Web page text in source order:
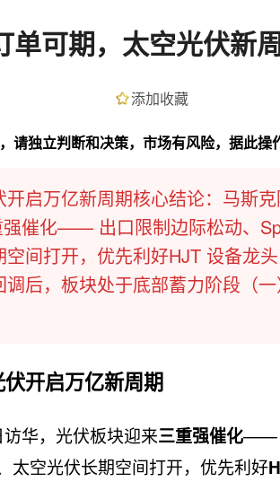
单可期，太空光伏新
添加收藏
独立判断和决策，市场有风险，据此操
启万亿新周期核心结论：马斯
催化—— 出口限制边际松动、
间打开，优先利好HJT 设备龙
后，板块处于底部蓄力阶段（
开启万亿新周期
华，光伏板块迎来三重强催化——
太空光伏长期空间打开，优先利好